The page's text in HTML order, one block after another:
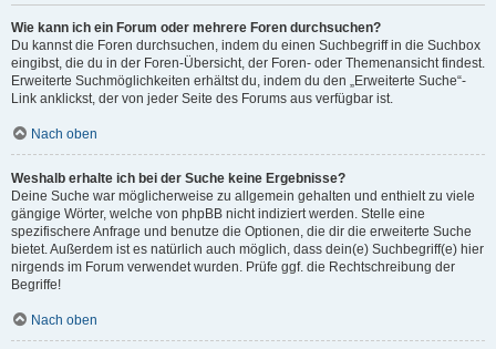
Wie kann ich ein Forum oder mehrere Foren durchsuchen?
Du kannst die Foren durchsuchen, indem du einen Suchbegriff in die Suchbox
eingibst, die du in der Foren-Übersicht, der Foren- oder Themenansicht findest.
Erweiterte Suchmöglichkeiten erhältst du, indem du den „Erweiterte Suche“-
Link anklickst, der von jeder Seite des Forums aus verfügbar ist.
Nach oben
Weshalb erhalte ich bei der Suche keine Ergebnisse?
Deine Suche war möglicherweise zu allgemein gehalten und enthielt zu viele
gängige Wörter, welche von phpBB nicht indiziert werden. Stelle eine
spezifischere Anfrage und benutze die Optionen, die dir die erweiterte Suche
bietet. Außerdem ist es natürlich auch möglich, dass dein(e) Suchbegriff(e) hier
nirgends im Forum verwendet wurden. Prüfe ggf. die Rechtschreibung der
Begriffe!
Nach oben